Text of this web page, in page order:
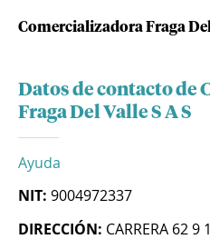
Comercializadora Fraga Del
Datos de contacto de
Fraga Del Valle S A S
Ayuda
NIT: 9004972337
DIRECCIÓN: CARRERA 62 9